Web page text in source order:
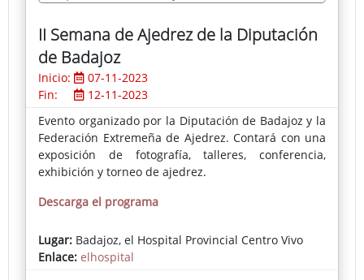
II Semana de Ajedrez de la Diputación
de Badajoz
Inicio:
07-11-2023
Fin:
12-11-2023
Evento organizado por la Diputación de Badajoz y la
Federación Extremeña de Ajedrez. Contará con una
exposición de fotografía, talleres, conferencia,
exhibición y torneo de ajedrez.
Descarga el programa
Lugar: Badajoz, el Hospital Provincial Centro Vivo
Enlace: elhospital